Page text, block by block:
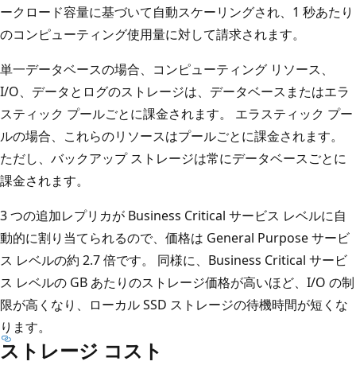
ークロード容量に基づいて自動スケーリングされ、1 秒あたり
のコンピューティング使用量に対して請求されます。
単一データベースの場合、コンピューティング リソース、
I/O、データとログのストレージは、データベースまたはエラ
スティック プールごとに課金されます。 エラスティック プー
ルの場合、これらのリソースはプールごとに課金されます。
ただし、バックアップ ストレージは常にデータベースごとに
課金されます。
3 つの追加レプリカが Business Critical サービス レベルに自
動的に割り当てられるので、価格は General Purpose サービ
ス レベルの約 2.7 倍です。 同様に、Business Critical サービ
ス レベルの GB あたりのストレージ価格が高いほど、I/O の制
限が高くなり、ローカル SSD ストレージの待機時間が短くな
ります。
ストレージ コスト